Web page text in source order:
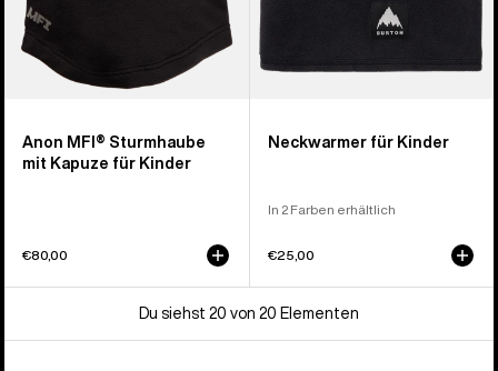
Anon MFI® Sturmhaube
mit Kapuze für Kinder
€80,00
Neckwarmer für Kinder
In 2 Farben erhältlich
€25,00
Du siehst 20 von 20 Elementen